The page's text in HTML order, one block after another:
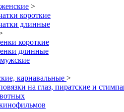
>
короткие
длинные
короткие
длинные
карнавальные >
на глаз, пиратские и